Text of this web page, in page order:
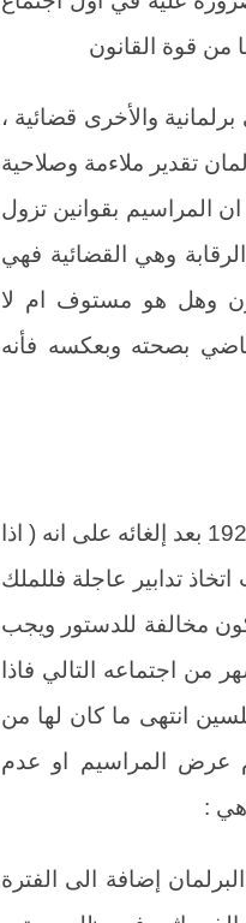
من قوة القانون
والأخرى قضائية ،
تقدير ملاءمة وصلاحية
المراسيم بقوانين تزول
الثاني من الرقابة وهي القضائية فهي
وهل هو مستوف ام لا
بصحته وبعكسه فأنه
نصت المادة 41 من دستور 1930 الذي حل محل دستور سنة 1923 بعد إلغائه على انه ( اذا
تدابير عاجلة فللملك
مخالفة للدستور ويجب
من اجتماعه التالي فاذا
انتهى ما كان لها من
عرض المراسيم او عدم
:
إضافة الى الفترة